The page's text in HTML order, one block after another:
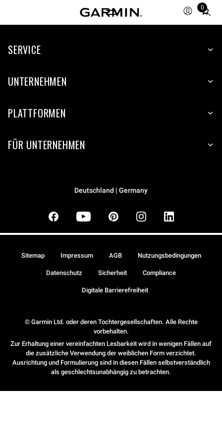
0
Total
items
cart:
SERVICE
UNTERNEHMEN
PLATTFORMEN
FÜR UNTERNEHMEN
Deutschland | Germany
© Garmin Ltd. oder deren Tochtergesellschaften. Alle Rechte
vorbehalten.
Zur Erhaltung einer vereinfachten Lesbarkeit wird in wenigen Fällen auf
die zusätzliche Verwendung der weiblichen Form verzichtet.
Ausrichtung und Formulierung sind in diesen Fällen selbstverständlich
als geschlechtsunabhängig zu betrachten.
Sitemap Impressum AGB Nutzungsbedingungen
Datenschutz Sicherheit Compliance
Digitale Barrierefreiheit